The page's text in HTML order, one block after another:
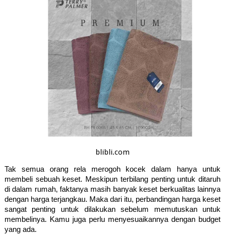
blibli.com
Tak semua orang rela merogoh kocek dalam hanya untuk
membeli sebuah keset. Meskipun terbilang penting untuk ditaruh
di dalam rumah, faktanya masih banyak keset berkualitas lainnya
dengan harga terjangkau. Maka dari itu, perbandingan harga keset
sangat penting untuk dilakukan sebelum memutuskan untuk
membelinya. Kamu juga perlu menyesuaikannya dengan budget
yang ada.